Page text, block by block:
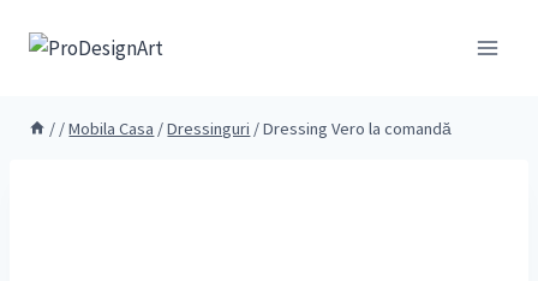
/ /Mobila Casa /Dressinguri /Dressing Vero la comandă